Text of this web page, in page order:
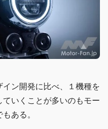
ン開発に比べ、１機種を
ていくことが多いのもモー
ある。